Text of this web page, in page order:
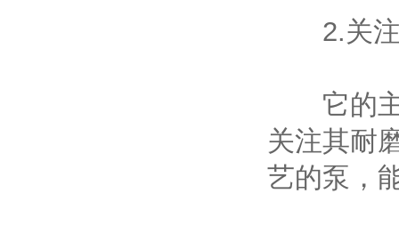
2.关注
它的主
关注其耐
艺的泵，